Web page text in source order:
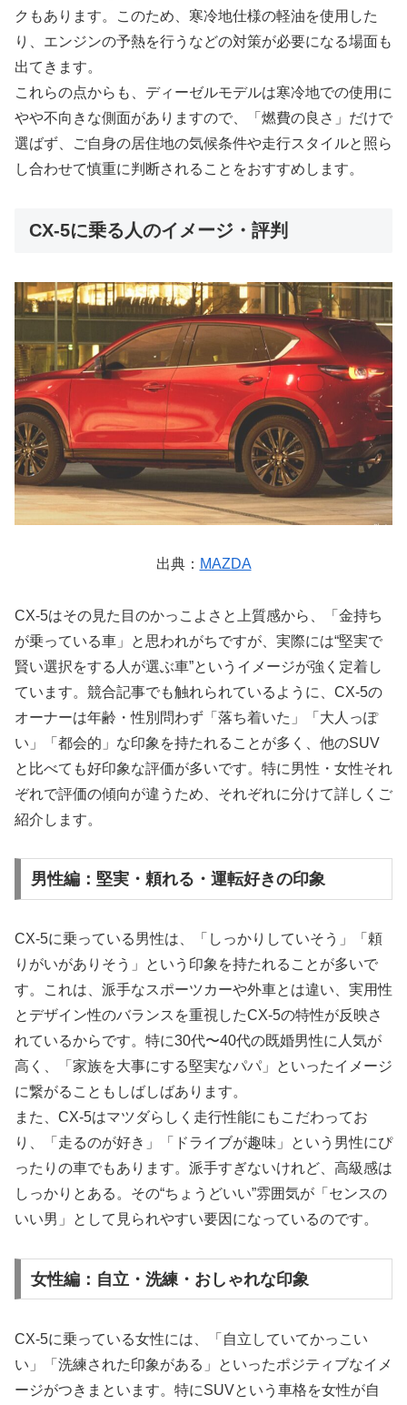
クもあります。このため、寒冷地仕様の軽油を使用した
り、エンジンの予熱を行うなどの対策が必要になる場面も
出てきます。
これらの点からも、ディーゼルモデルは寒冷地での使用に
やや不向きな側面がありますので、「燃費の良さ」だけで
選ばず、ご自身の居住地の気候条件や走行スタイルと照ら
し合わせて慎重に判断されることをおすすめします。
CX-5に乗る人のイメージ・評判
出典： MAZDA
CX-5はその見た目のかっこよさと上質感から、「金持ち
が乗っている車」と思われがちですが、実際には“堅実で
賢い選択をする人が選ぶ車”というイメージが強く定着し
ています。競合記事でも触れられているように、CX-5の
オーナーは年齢・性別問わず「落ち着いた」「大人っぽ
い」「都会的」な印象を持たれることが多く、他のSUV
と比べても好印象な評価が多いです。特に男性・女性それ
ぞれで評価の傾向が違うため、それぞれに分けて詳しくご
紹介します。
男性編：堅実・頼れる・運転好きの印象
CX-5に乗っている男性は、「しっかりしていそう」「頼
りがいがありそう」という印象を持たれることが多いで
す。これは、派手なスポーツカーや外車とは違い、実用性
とデザイン性のバランスを重視したCX-5の特性が反映さ
れているからです。特に30代〜40代の既婚男性に人気が
高く、「家族を大事にする堅実なパパ」といったイメージ
に繋がることもしばしばあります。
また、CX-5はマツダらしく走行性能にもこだわってお
り、「走るのが好き」「ドライブが趣味」という男性にぴ
ったりの車でもあります。派手すぎないけれど、高級感は
しっかりとある。その“ちょうどいい”雰囲気が「センスの
いい男」として見られやすい要因になっているのです。
女性編：自立・洗練・おしゃれな印象
CX-5に乗っている女性には、「自立していてかっこい
い」「洗練された印象がある」といったポジティブなイメ
ージがつきまといます。特にSUVという車格を女性が自